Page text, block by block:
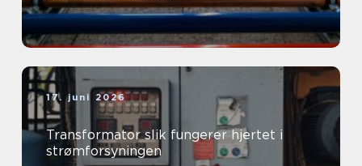
17. juni 2026
Transformator slik fungerer hjertet i
strømforsyningen